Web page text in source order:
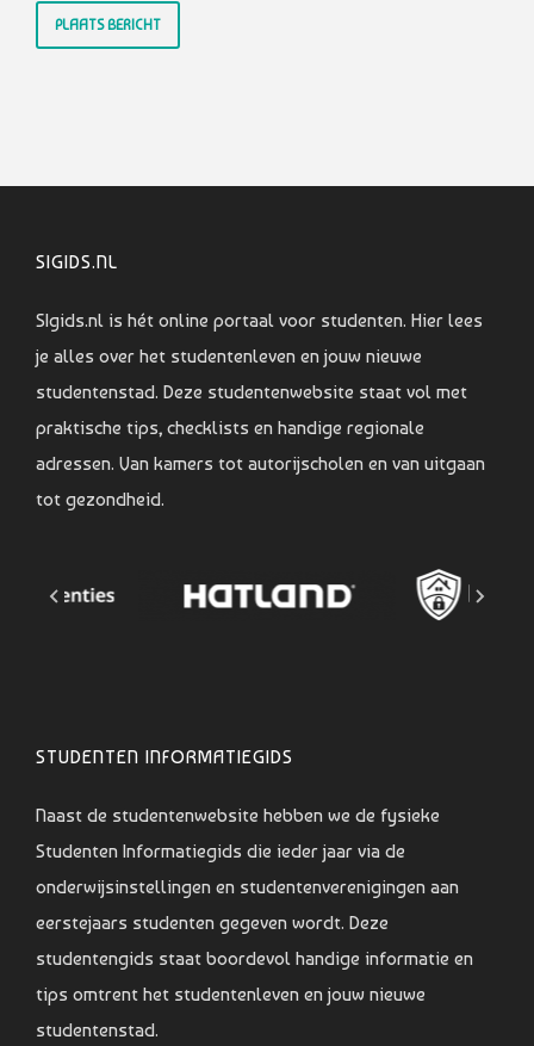
SIGIDS.NL
SIgids.nl is hét online portaal voor studenten. Hier lees
je alles over het studentenleven en jouw nieuwe
studentenstad. Deze studentenwebsite staat vol met
praktische tips, checklists en handige regionale
adressen. Van kamers tot autorijscholen en van uitgaan
tot gezondheid.
STUDENTEN INFORMATIEGIDS
Naast de studentenwebsite hebben we de fysieke
Studenten Informatiegids die ieder jaar via de
onderwijsinstellingen en studentenverenigingen aan
eerstejaars studenten gegeven wordt. Deze
studentengids staat boordevol handige informatie en
tips omtrent het studentenleven en jouw nieuwe
studentenstad.